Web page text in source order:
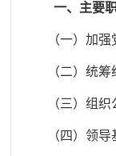
一、主要
（一）加
（二）统
（三）组
（四）领